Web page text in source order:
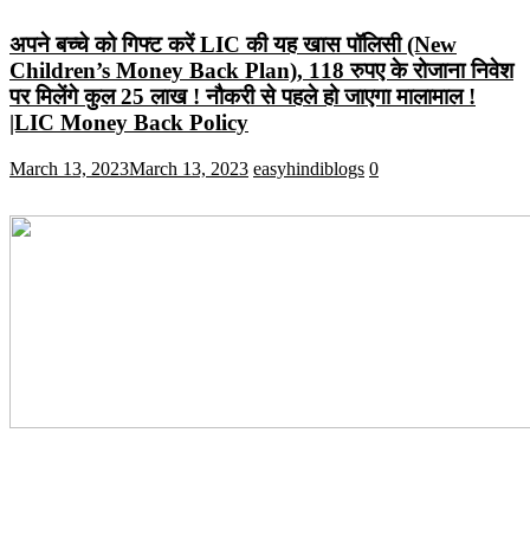
अपने बच्चे को गिफ्ट करें LIC की यह खास पॉलिसी (New
Children’s Money Back Plan), 118 रुपए के रोजाना निवेश
पर मिलेंगे कुल 25 लाख ! नौकरी से पहले हो जाएगा मालामाल !
|LIC Money Back Policy
March 13, 2023March 13, 2023 easyhindiblogs 0